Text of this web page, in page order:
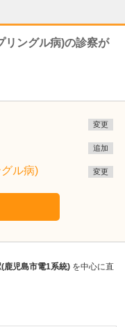
リングル病)の診察が
変更
追加
ル病) 変更
鹿児島市電1系統) を中心に直